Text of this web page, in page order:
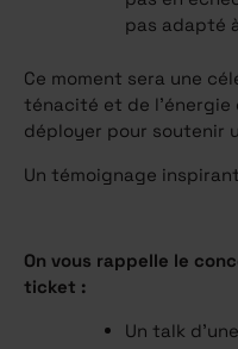
pas adapté
Ce moment sera une
ténacité et de l’énergie
déployer pour soutenir
Un témoignage
On vous rappelle le
ticket :
Un talk